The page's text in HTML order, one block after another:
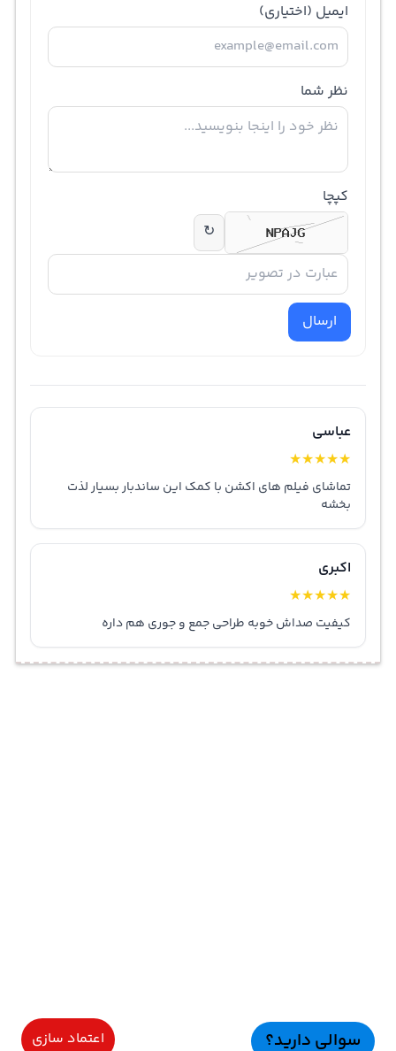
ایمیل (اختیاری)
نظر شما
کپچا
↻
ارسال
عباسی
★
★
★
★
★
تماشای فیلم های اکشن با کمک این ساندبار بسیار لذت
بخشه
اکبری
★
★
★
★
★
کیفیت صداش خوبه طراحی جمع و جوری هم داره
سوالی دارید؟ اعتماد سازی